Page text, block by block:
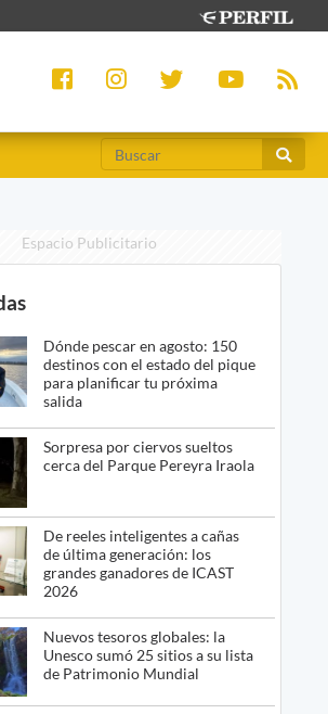
Espacio Publicitario
Dónde pescar en agosto: 150
destinos con el estado del pique
para planificar tu próxima
salida
Sorpresa por ciervos sueltos
cerca del Parque Pereyra Iraola
De reeles inteligentes a cañas
de última generación: los
grandes ganadores de ICAST
2026
Nuevos tesoros globales: la
Unesco sumó 25 sitios a su lista
de Patrimonio Mundial